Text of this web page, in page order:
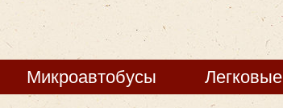
Микроавтобусы Легковые